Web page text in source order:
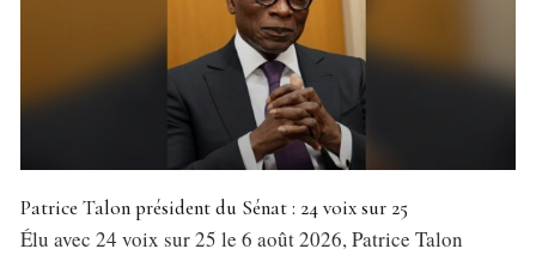
Patrice Talon président du Sénat : 24 voix sur 25
Élu avec 24 voix sur 25 le 6 août 2026, Patrice Talon